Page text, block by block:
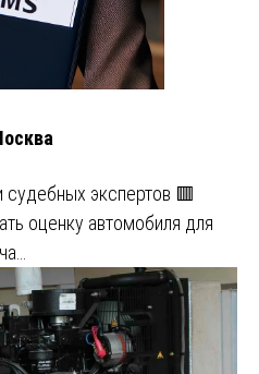
экспертов 🟥
оценку автомобиля для